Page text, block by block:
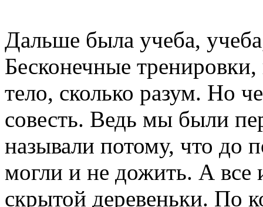
Дальше была учеба,
Бесконечные
тело, сколько разум. Но
совесть. Ведь мы были
называли потому, что до
могли и не дожить. А все
скрытой деревеньки. По